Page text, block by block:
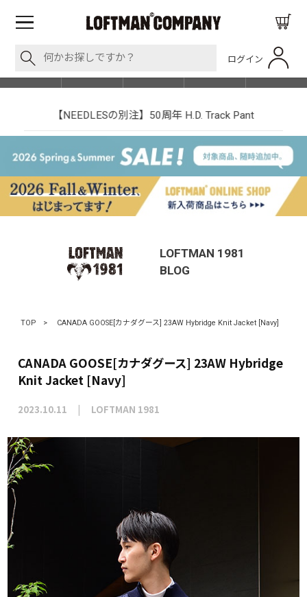
ログイン
SHOP LIST
【NEEDLESの別注】50周年 H.D. Track Pant
LOFTMAN 1981
BLOG
TOP > CANADA GOOSE[カナダグース] 23AW Hybridge Knit Jacket [Navy]
CANADA GOOSE[カナダグース] 23AW Hybridge
Knit Jacket [Navy]
2023.10.11 LOFTMAN 1981